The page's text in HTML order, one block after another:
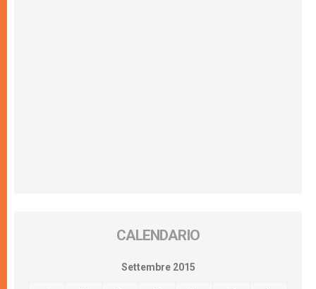
CALENDARIO
Settembre 2015